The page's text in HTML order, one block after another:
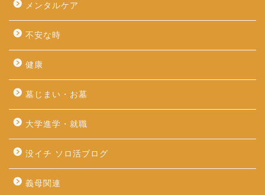
メンタルケア
不安な時
健康
墓じまい・お墓
大学進学・就職
没イチ ソロ活ブログ
義母関連